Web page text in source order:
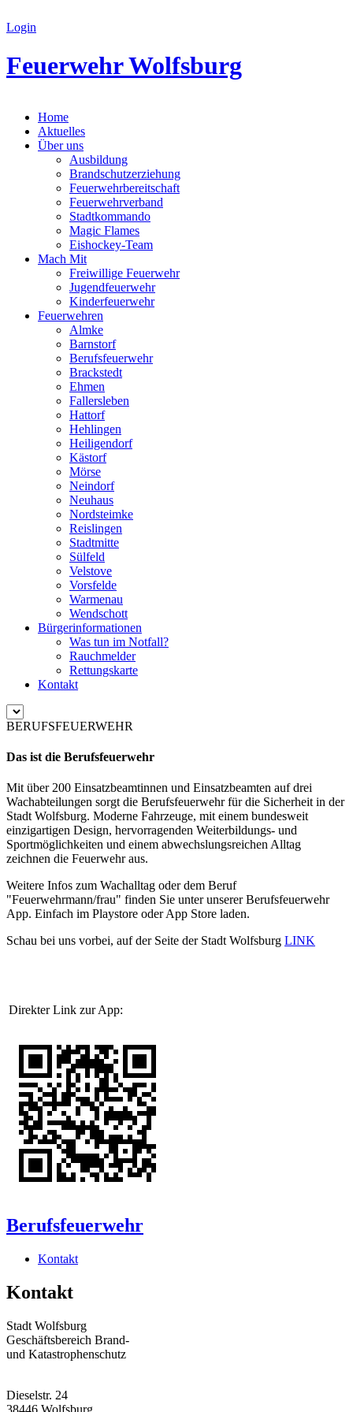
Login
Feuerwehr Wolfsburg
Home
Aktuelles
Über uns
Ausbildung
Brandschutzerziehung
Feuerwehrbereitschaft
Feuerwehrverband
Stadtkommando
Magic Flames
Eishockey-Team
Mach Mit
Freiwillige Feuerwehr
Jugendfeuerwehr
Kinderfeuerwehr
Feuerwehren
Almke
Barnstorf
Berufsfeuerwehr
Brackstedt
Ehmen
Fallersleben
Hattorf
Hehlingen
Heiligendorf
Kästorf
Mörse
Neindorf
Neuhaus
Nordsteimke
Reislingen
Stadtmitte
Sülfeld
Velstove
Vorsfelde
Warmenau
Wendschott
Bürgerinformationen
Was tun im Notfall?
Rauchmelder
Rettungskarte
Kontakt
BERUFSFEUERWEHR
Das ist die Berufsfeuerwehr
Mit über 200 Einsatzbeamtinnen und Einsatzbeamten auf drei
Wachabteilungen sorgt die Berufsfeuerwehr für die Sicherheit in der
Stadt Wolfsburg. Moderne Fahrzeuge, mit einem bundesweit
einzigartigen Design, hervorragenden Weiterbildungs- und
Sportmöglichkeiten und einem abwechslungsreichen Alltag
zeichnen die Feuerwehr aus.
Weitere Infos zum Wachalltag oder dem Beruf
"Feuerwehrmann/frau" finden Sie unter unserer Berufsfeuerwehr
App. Einfach im Playstore oder App Store laden.
Schau bei uns vorbei, auf der Seite der Stadt Wolfsburg LINK
Direkter Link zur App:
Berufsfeuerwehr
Kontakt
Kontakt
Stadt Wolfsburg
Geschäftsbereich Brand-
und Katastrophenschutz
Dieselstr. 24
38446 Wolfsburg